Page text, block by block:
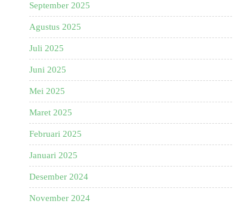
September 2025
Agustus 2025
Juli 2025
Juni 2025
Mei 2025
Maret 2025
Februari 2025
Januari 2025
Desember 2024
November 2024